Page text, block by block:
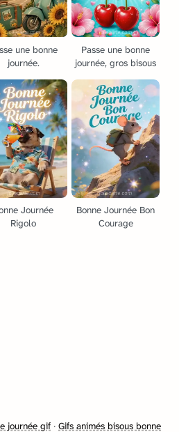
une bonne
journée.
Passe une bonne
journée, gros bisous
Journée
Rigolo
Bonne Journée Bon
Courage
journée gif · Gifs animés bisous bonne